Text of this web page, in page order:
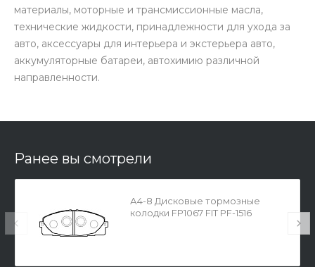
материалы, моторные и трансмиссионные масла,
технические жидкости, принадлежности для ухода за
авто, аксессуары для интерьера и экстерьера авто,
аккумуляторные батареи, автохимию различной
направленности.
Ранее вы смотрели
А4-8 Дисковые тормозные
колодки FP1067 FIT PF-1516